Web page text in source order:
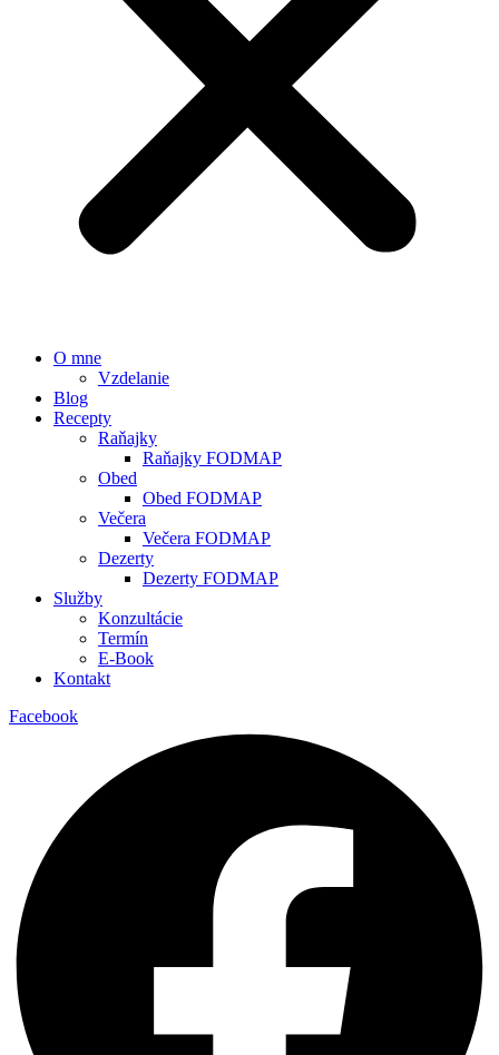
O mne
Vzdelanie
Blog
Recepty
Raňajky
Raňajky FODMAP
Obed
Obed FODMAP
Večera
Večera FODMAP
Dezerty
Dezerty FODMAP
Služby
Konzultácie
Termín
E-Book
Kontakt
Facebook